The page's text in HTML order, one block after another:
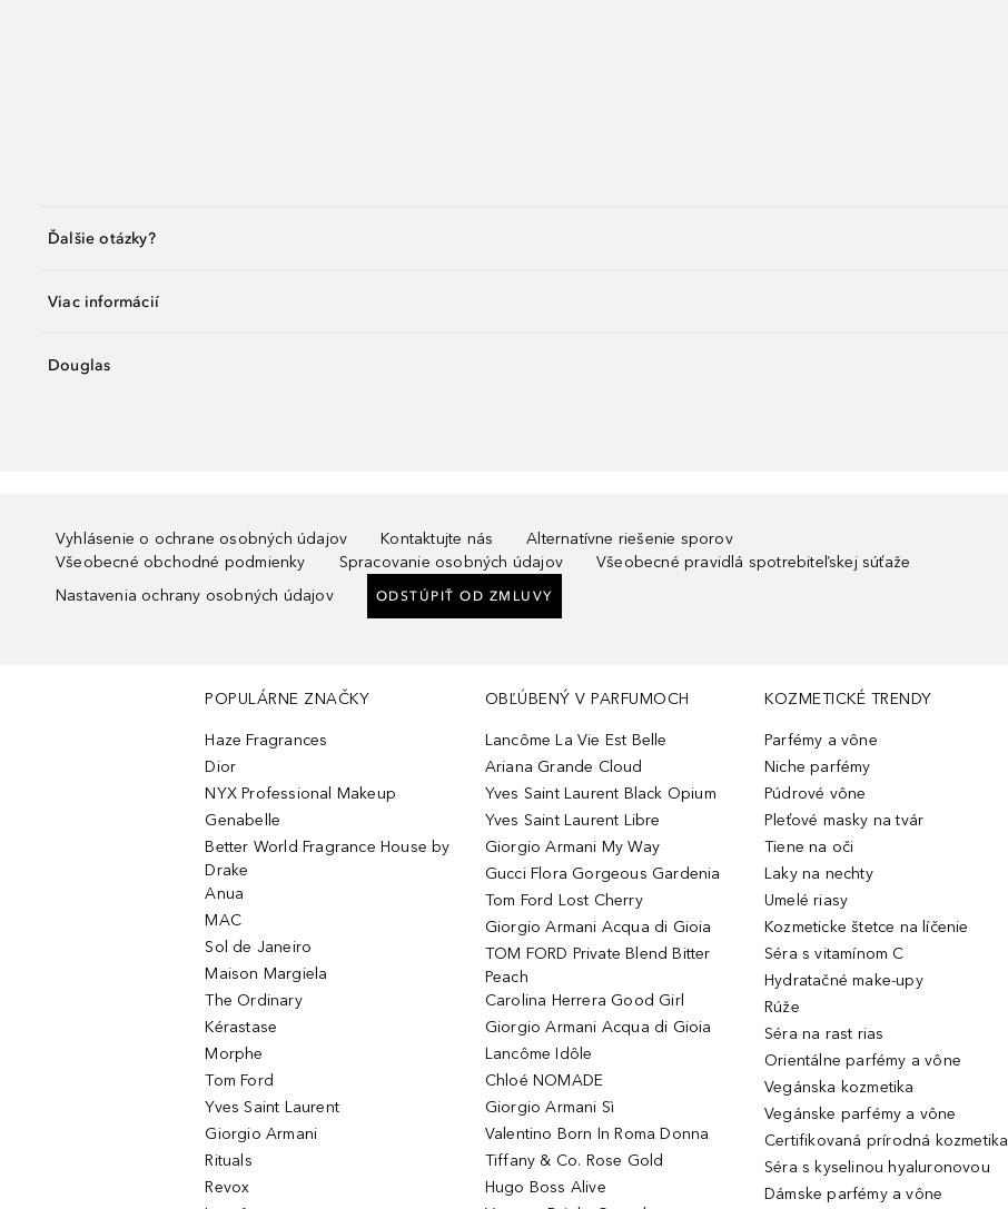
Ďalšie otázky?
Viac informácií
Douglas
Vyhlásenie o ochrane osobných údajov Kontaktujte nás
Alternatívne riešenie sporov
Všeobecné obchodné podmienky
Spracovanie osobných údajov
Všeobecné pravidlá spotrebiteľskej súťaže
Nastavenia ochrany osobných údajov
ODSTÚPIŤ OD ZMLUVY
POPULÁRNE ZNAČKY
Haze Fragrances
Dior
NYX Professional Makeup
Genabelle
Better World Fragrance House by
Drake
Anua
MAC
Sol de Janeiro
Maison Margiela
The Ordinary
Kérastase
Morphe
Tom Ford
Yves Saint Laurent
Giorgio Armani
Rituals
Revox
OBĽÚBENÝ V PARFUMOCH
Lancôme La Vie Est Belle
Ariana Grande Cloud
Yves Saint Laurent Black Opium
Yves Saint Laurent Libre
Giorgio Armani My Way
Gucci Flora Gorgeous Gardenia
Tom Ford Lost Cherry
Giorgio Armani Acqua di Gioia
TOM FORD Private Blend Bitter
Peach
Carolina Herrera Good Girl
Giorgio Armani Acqua di Gioia
Lancôme Idôle
Chloé NOMADE
Giorgio Armani Sì
Valentino Born In Roma Donna
Tiffany & Co. Rose Gold
Hugo Boss Alive
KOZMETICKÉ TRENDY
Parfémy a vône
Niche parfémy
Púdrové vône
Pleťové masky na tvár
Tiene na oči
Laky na nechty
Umelé riasy
Kozmeticke štetce na líčenie
Séra s vitamínom C
Hydratačné make-upy
Rúže
Séra na rast rias
Orientálne parfémy a vône
Vegánska kozmetika
Vegánske parfémy a vône
Certifikovaná prírodná kozmetika
Séra s kyselinou hyaluronovou
Dámske parfémy a vône